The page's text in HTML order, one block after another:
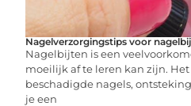
Nagelverzorgingstips voor
Nagelbijten is een
moeilijk af te leren kan zijn.
beschadigde nagels,
je een